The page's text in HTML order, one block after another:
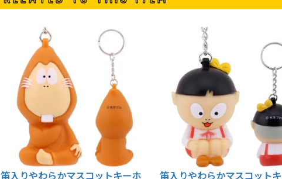
笛入りやわらかマスコットキーホ
笛入りやわらかマスコット